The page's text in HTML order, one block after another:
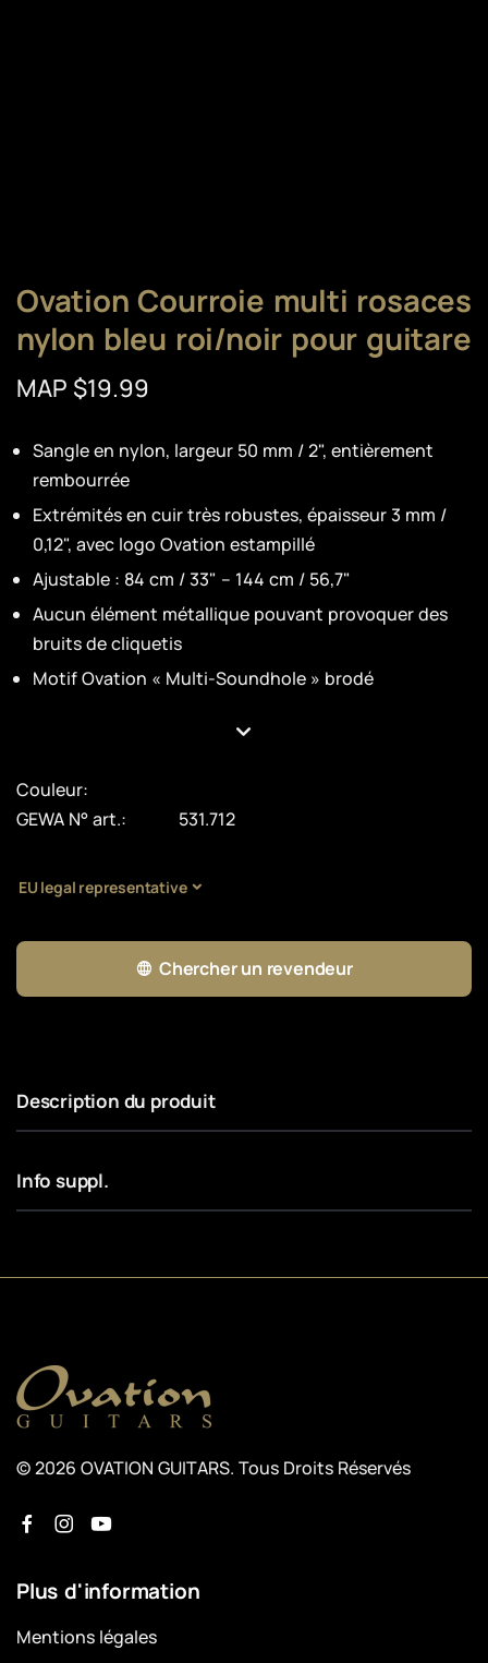
Ovation Courroie multi rosaces
nylon bleu roi/noir pour guitare
MAP $19.99
Sangle en nylon, largeur 50 mm / 2", entièrement
rembourrée
Extrémités en cuir très robustes, épaisseur 3 mm /
0,12", avec logo Ovation estampillé
Ajustable : 84 cm / 33" – 144 cm / 56,7"
Aucun élément métallique pouvant provoquer des
bruits de cliquetis
Motif Ovation « Multi-Soundhole » brodé
Couleur:
GEWA N° art.:
531.712
EU legal representative
Chercher un revendeur
Description du produit
Info suppl.
© 2026 OVATION GUITARS. Tous Droits Réservés
Plus d'information
Mentions légales